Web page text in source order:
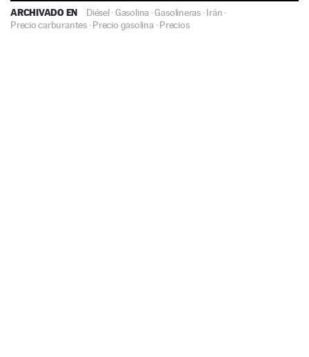
ARCHIVADO EN Diésel·Gasolina ·Gasolineras·Irán ·
Precio carburantes·Precio gasolina·Precios